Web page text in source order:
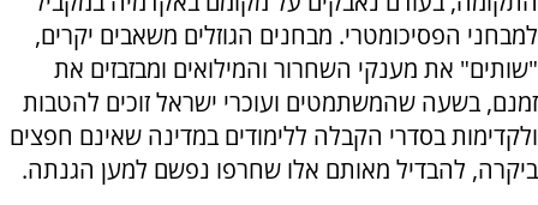
למבחני הפסיכומטרי. מבחנים הגוזלים משאבים יקרים,
"שותים" את מענקי השחרור והמילואים ומבזבזים את
זמנם, בשעה שהמשתמטים ועוכרי ישראל זוכים להטבות
ולקדימות בסדרי הקבלה ללימודים במדינה שאינם חפצים
ביקרה, להבדיל מאותם אלו שחרפו נפשם למען הגנתה.